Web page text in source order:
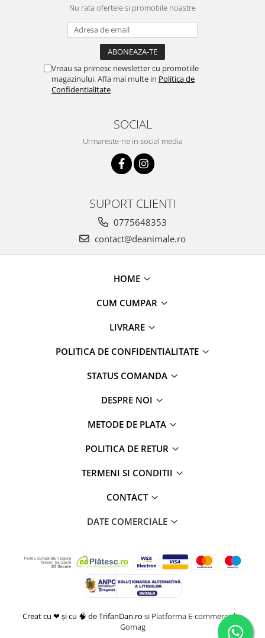
Nu rata ofertele si promotiile noastre
Vreau sa primesc newsletter cu promotiile
magazinului. Afla mai multe in Politica de
Confidentialitate
SOCIAL
Urmareste-ne in social media
SUPORT CLIENTI
0775648353
contact@deanimale.ro
HOME
CUM CUMPAR
LIVRARE
POLITICA DE CONFIDENTIALITATE
STATUS COMANDA
DESPRE NOI
METODE DE PLATA
POLITICA DE RETUR
TERMENI SI CONDITII
CONTACT
DATE COMERCIALE
Creat cu ❤ și cu 🧠 de TrifanDan.ro si Platforma E-commerce by
Gomag